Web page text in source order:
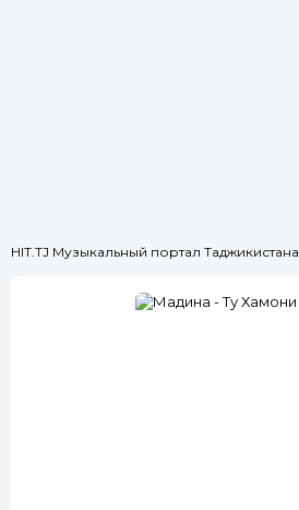
HIT.TJ Музыкальный портал Таджикистана